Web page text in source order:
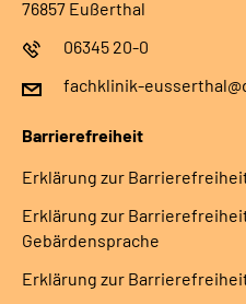
76857 Eußerthal
06345 20-0
fachklinik-
Barrierefreiheit
Erklärung zur
Erklärung zur
Gebärdensprache
Erklärung zur